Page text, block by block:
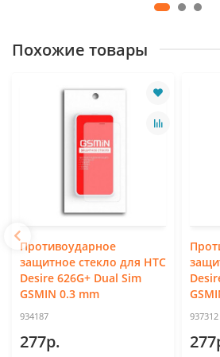
Похожие товары
Противоударное
защитное стекло для HTC
Desire 626G+ Dual Sim
GSMIN 0.3 mm
934187
277р.
937312